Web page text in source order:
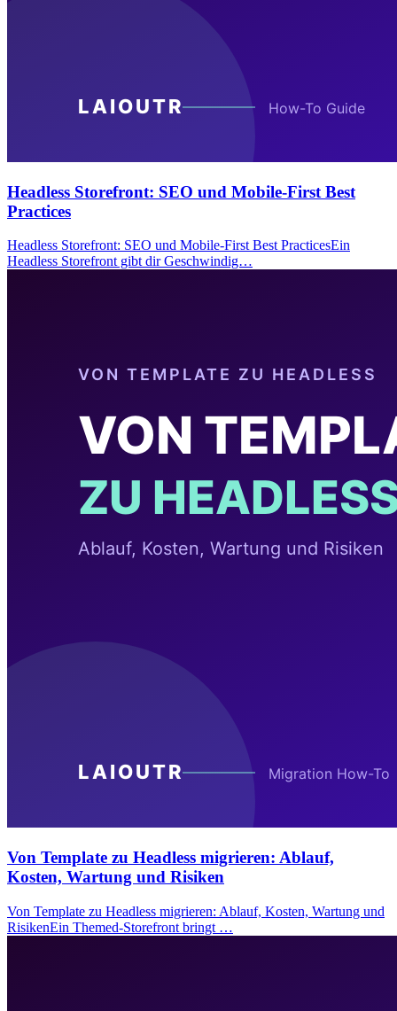
Headless Storefront: SEO und Mobile-First Best
Practices
Headless Storefront: SEO und Mobile-First Best PracticesEin
Headless Storefront gibt dir Geschwindig…
Von Template zu Headless migrieren: Ablauf,
Kosten, Wartung und Risiken
Von Template zu Headless migrieren: Ablauf, Kosten, Wartung und
RisikenEin Themed-Storefront bringt …